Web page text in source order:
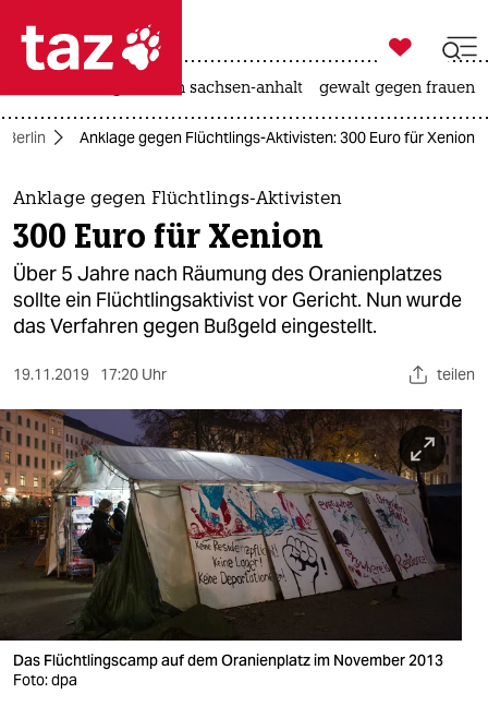
 taz zahl ich
taz zahl ich
themen
politik
öko
sport
berlin
nord
wahrheit
verlag
verlag

taz zahl ich
landtagswahl in sachsen-anhalt gewalt gegen frauen
Berlin Anklage gegen Flüchtlings-Aktivisten: 300 Euro für Xenion
Anklage gegen Flüchtlings-Aktivisten
300 Euro für Xenion
Über 5 Jahre nach Räumung des Oranienplatzes
sollte ein Flüchtlingsaktivist vor Gericht. Nun wurde
das Verfahren gegen Bußgeld eingestellt.
19.11.2019 17:20 Uhr teilen
Das Flüchtlingscamp auf dem Oranienplatz im November 2013
Foto: dpa